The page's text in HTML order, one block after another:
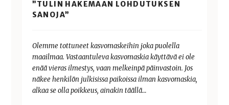
”TULIN HAKEMAAN LOHDUTUKSEN
SANOJA”
Olemme tottuneet kasvomaskeihin joka puolella
maailmaa. Vastaantuleva kasvomaskia käyttävä ei ole
enää vieras ilmestys, vaan melkeinpä päinvastoin. Jos
näkee henkilön julkisissa paikoissa ilman kasvomaskia,
alkaa se olla poikkeus, ainakin täällä…